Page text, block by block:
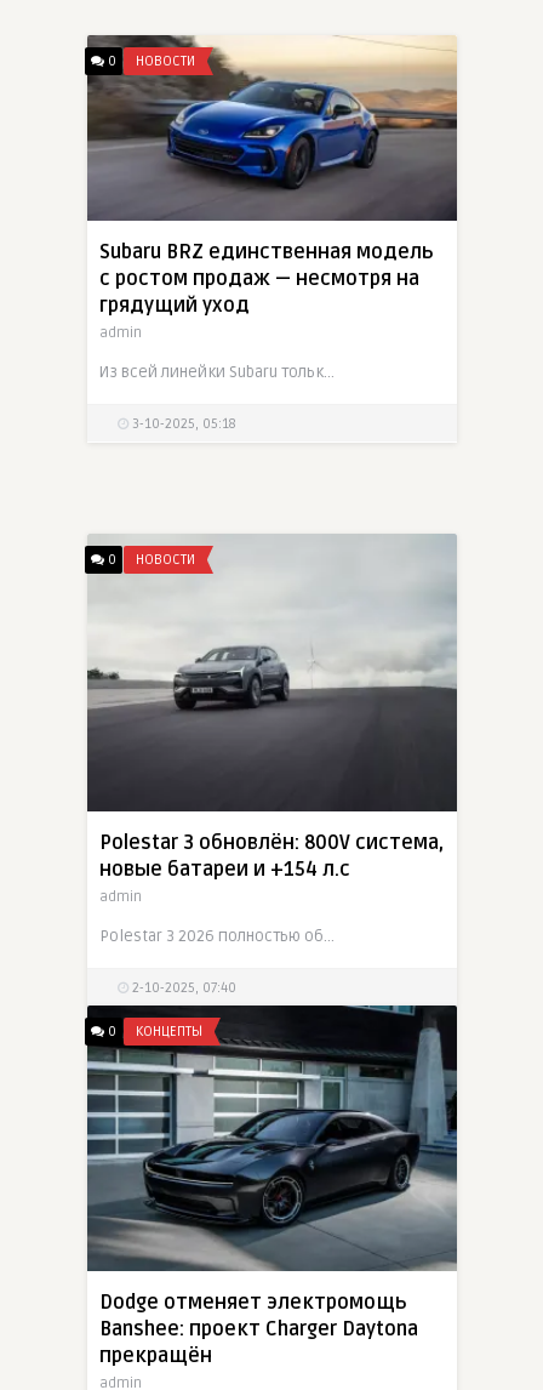
0 НОВОСТИ
Subaru BRZ единственная модель
с ростом продаж — несмотря на
грядущий уход
admin
Из всей линейки Subaru только BRZ увеличил продажи (на 44 %) в последние месяцы. Но сам BRZ уже под угрозой снятия с производства — парадоксально, но факт
3-10-2025, 05:18
0 НОВОСТИ
Polestar 3 обновлён: 800V система,
новые батареи и +154 л.с
admin
Polestar 3 2026 полностью обновился: новые батареи, 800V электроархитектура, ускоренная зарядка и рост мощности до 671 л.с.
2-10-2025, 07:40
0 КОНЦЕПТЫ
Dodge отменяет электромощь
Banshee: проект Charger Daytona
прекращён
admin